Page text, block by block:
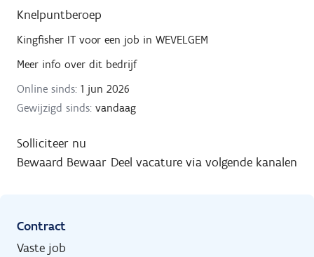
Knelpuntberoep
Kingfisher IT voor een job in WEVELGEM
Meer info over dit bedrijf
Online sinds: 1 jun 2026
Gewijzigd sinds: vandaag
Solliciteer nu
Bewaard Bewaar Deel vacature via volgende kanalen
Contract
Vaste job